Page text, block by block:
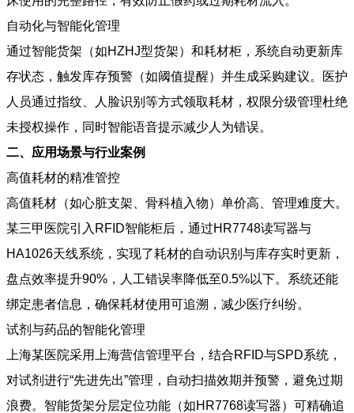
自动化与智能化管理
通过智能货架（如HZHJ型货架）和耗材柜，系统自动更新库
存状态，触发库存预警（如阈值提醒）并生成采购建议。医护
人员通过指纹、人脸识别等方式领取耗材，权限分级管理杜绝
未授权操作，同时智能语音提示减少人为错误。
二、应用场景与行业案例
高值耗材的精准管控
高值耗材（如心脏支架、骨科植入物）单价高、管理难度大。
某三甲医院引入RFID智能柜后，通过HR7748读写器与
HA1026天线系统，实现了耗材的自动识别与库存实时更新，
盘点效率提升90%，人工错误率降低至0.5%以下。系统还能
绑定患者信息，确保耗材使用可追溯，减少医疗纠纷。
试剂与药品的智能化管理
上海某医院采用上海营信管理平台，结合RFID与SPD系统，
对试剂进行“先进先出”管理，自动扫描效期并预警，避免过期
浪费。智能货架分层定位功能（如HR7768读写器）可精确追